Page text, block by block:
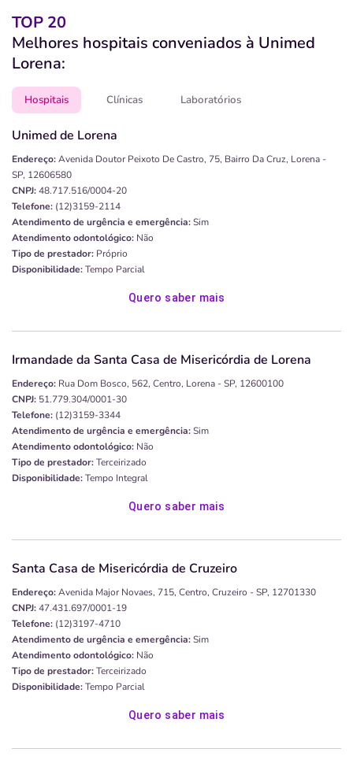
TOP 20
Melhores hospitais conveniados à Unimed
Lorena:
Hospitais Clínicas Laboratórios
Unimed de Lorena
Endereço:Avenida Doutor Peixoto De Castro, 75, Bairro Da Cruz, Lorena -
SP, 12606580
CNPJ:48.717.516/0004-20
Telefone: (12)3159-2114
Atendimento de urgência e emergência:Sim
Atendimento odontológico: Não
Tipo de prestador: Próprio
Disponibilidade:Tempo Parcial
Quero saber mais
Irmandade da Santa Casa de Misericórdia de Lorena
Endereço: Rua Dom Bosco, 562, Centro, Lorena - SP, 12600100
CNPJ: 51.779.304/0001-30
Telefone: (12)3159-3344
Atendimento de urgência e emergência:Sim
Atendimento odontológico: Não
Tipo de prestador:Terceirizado
Disponibilidade:Tempo Integral
Quero saber mais
Santa Casa de Misericórdia de Cruzeiro
Endereço:Avenida Major Novaes, 715, Centro, Cruzeiro - SP, 12701330
CNPJ:47.431.697/0001-19
Telefone: (12)3197-4710
Atendimento de urgência e emergência:Sim
Atendimento odontológico: Não
Tipo de prestador:Terceirizado
Disponibilidade:Tempo Parcial
Quero saber mais